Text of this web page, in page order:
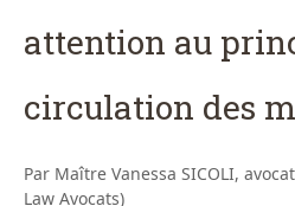
attention au
circulation des
Par Maître Vanessa SICOLI,
Law Avocats)